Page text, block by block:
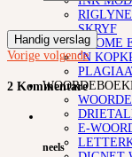
SKRYF
IDIOME
‘N
E-
Handig verslag
Vorige volgende
2 Kommentare
neels